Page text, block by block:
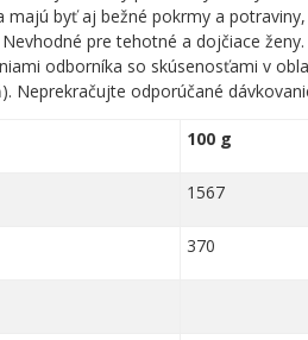
byť aj bežné pokrmy a
pre tehotné a dojčiace
odborníka so skúsenosťami v
Neprekračujte odporúčané
100 g
1567
370